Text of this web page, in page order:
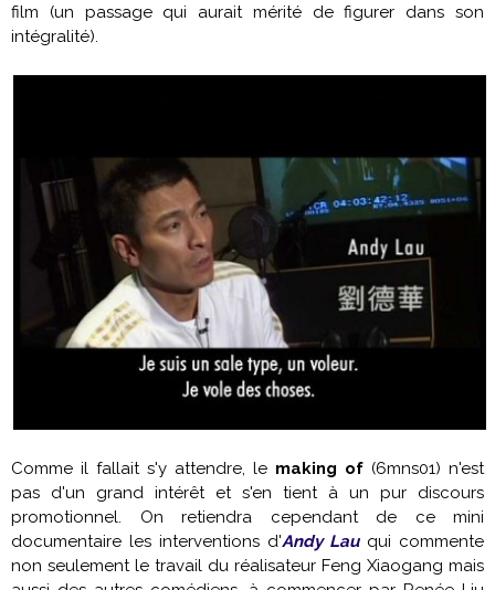
film (un passage qui aurait mérité de figurer dans son
intégralité).
Comme il fallait s'y attendre, le making of (6mns01) n'est
pas d'un grand intérêt et s'en tient à un pur discours
promotionnel. On retiendra cependant de ce mini
documentaire les interventions d'Andy Lauqui commente
non seulement le travail du réalisateur Feng Xiaogang mais